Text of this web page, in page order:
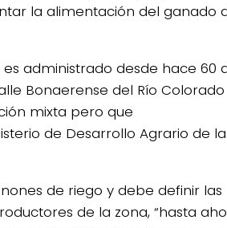
la alimentación del ganado
administrado desde hace 60
Bonaerense del Río Colorado
mixta pero que
de Desarrollo Agrario de la
de riego y debe definir las
de la zona, “hasta